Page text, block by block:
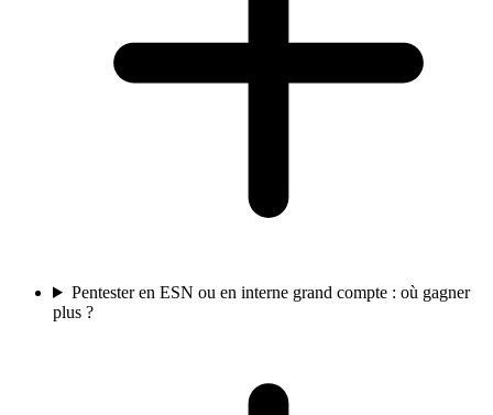
Pentester en ESN ou en interne grand compte : où gagner
plus ?